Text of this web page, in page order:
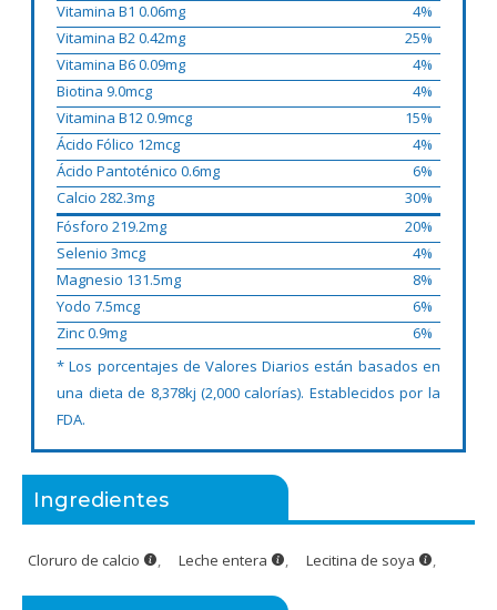
Vitamina B1 0.06mg
4%
Vitamina B2 0.42mg
25%
Vitamina B6 0.09mg
4%
Biotina 9.0mcg
4%
Vitamina B12 0.9mcg
15%
Ácido Fólico 12mcg
4%
Ácido Pantoténico 0.6mg
6%
Calcio 282.3mg
30%
Fósforo 219.2mg
20%
Selenio 3mcg
4%
Magnesio 131.5mg
8%
Yodo 7.5mcg
6%
Zinc 0.9mg
6%
* Los porcentajes de Valores Diarios están basados en
una dieta de 8,378kj (2,000 calorías). Establecidos por la
FDA.
Ingredientes
Cloruro de calcio , Leche entera , Lecitina de soya ,